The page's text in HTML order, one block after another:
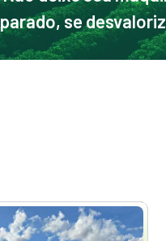
parado, se